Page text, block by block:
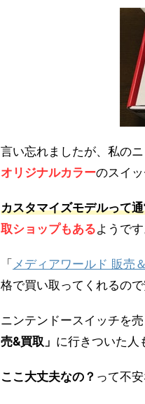
言い忘れましたが、私の
オリジナルカラーのスイッ
カスタマイズモデルって
取ショップもあるようです
「 メディアワールド 販売
格で買い取ってくれるので
ニンテンドースイッチを
売&買取」 に行きついた人
ここ大丈夫なの？ って不